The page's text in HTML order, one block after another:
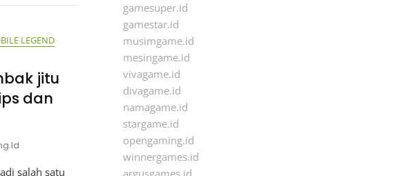
LEGEND
jitu
dan
salah satu
gamesuper.id
gamestar.id
musimgame.id
mesingame.id
vivagame.id
divagame.id
namagame.id
stargame.id
opengaming.id
winnergames.id
argusgames.id